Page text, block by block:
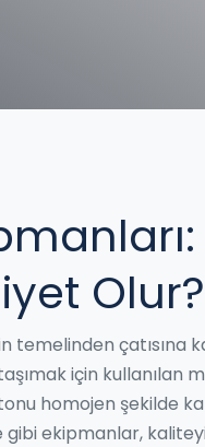
Olur?
temelinden çatısına
için kullanılan
homojen şekilde
gibi ekipmanlar,